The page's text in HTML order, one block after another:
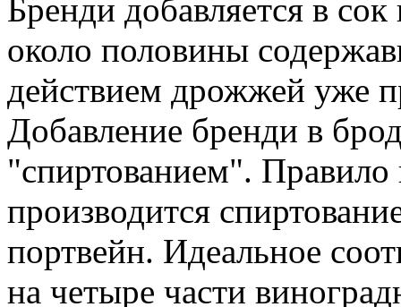
Бренди добавляется в
около половины
действием дрожжей уже
Добавление бренди в
"спиртованием". Правило
производится
портвейн. Идеальное
на четыре части